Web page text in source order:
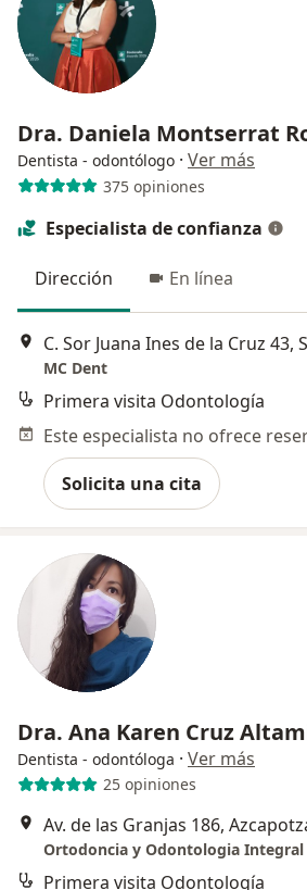
Dra. Daniela Montserrat
Dentista - odontólogo · Ver más
375 opiniones
Especialista de confianza
Dirección En línea
MC Dent
Primera visita Odontología
Solicita una cita
Dra. Ana Karen Cruz
Dentista - odontóloga · Ver más
25 opiniones
Av. de las Granjas 186,
Ortodoncia y Odontologia Integral
Primera visita Odontología